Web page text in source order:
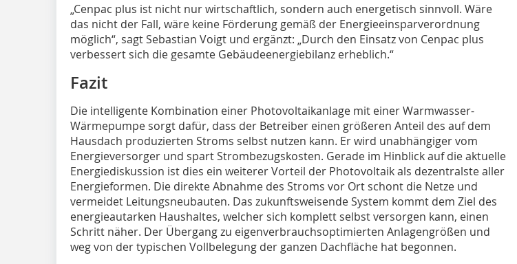
„Cenpac plus ist nicht nur wirtschaftlich, sondern auch energetisch sinnvoll. Wäre
das nicht der Fall, wäre keine Förderung gemäß der Energieeinsparverordnung
möglich“, sagt Sebastian Voigt und ergänzt: „Durch den Einsatz von Cenpac plus
verbessert sich die gesamte Gebäudeenergiebilanz erheblich.“
Fazit
Die intelligente Kombination einer Photovoltaikanlage mit einer Warmwasser-
Wärmepumpe sorgt dafür, dass der Betreiber einen größeren Anteil des auf dem
Hausdach produzierten Stroms selbst nutzen kann. Er wird unabhängiger vom
Energieversorger und spart Strombezugskosten. Gerade im Hinblick auf die aktuelle
Energiediskussion ist dies ein weiterer Vorteil der Photovoltaik als dezentralste aller
Energieformen. Die direkte Abnahme des Stroms vor Ort schont die Netze und
vermeidet Leitungsneubauten. Das zukunftsweisende System kommt dem Ziel des
energieautarken Haushaltes, welcher sich komplett selbst versorgen kann, einen
Schritt näher. Der Übergang zu eigenverbrauchsoptimierten Anlagengrößen und
weg von der typischen Vollbelegung der ganzen Dachfläche hat begonnen.